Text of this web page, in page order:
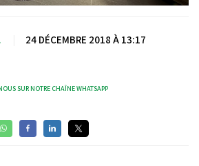
24 DÉCEMBRE 2018 À 13:17
SUR NOTRE CHAÎNE WHATSAPP